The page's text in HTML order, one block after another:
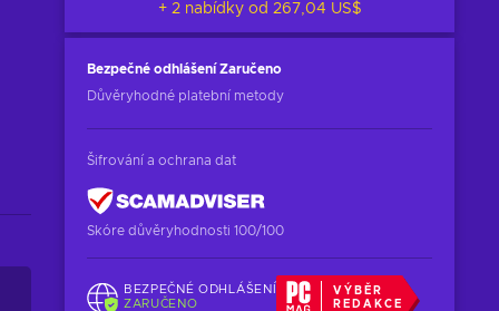
+ 2 nabídky od 267,04 US$
Bezpečné odhlášení Zaručeno
Důvěryhodné platební metody
Šifrování a ochrana dat
Skóre důvěryhodnosti 100/100
BEZPEČNÉ ODHLÁŠENÍ
ZARUČENO
VÝBĚR
REDAKCE